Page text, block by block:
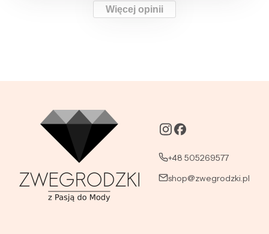
Więcej opinii
+48 505269577
shop@zwegrodzki.pl